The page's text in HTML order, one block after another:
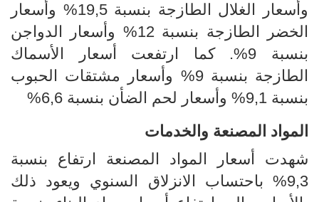
وأسعار الغلال الطازجة بنسبة 19,5% وأسعار
الخضر الطازجة بنسبة 12% وأسعار الدواجن
بنسبة 9%. كما ارتفعت أسعار الأسماك
الطازجة بنسبة 9% وأسعار مشتقات الحبوب
بنسبة 9,1% وأسعار لحم الضأن بنسبة 6,6%
المواد المصنعة والخدمات
شهدت أسعار المواد المصنعة ارتفاع بنسبة
9,3%
باحتساب الانزلاق السنوي ويعود ذلك